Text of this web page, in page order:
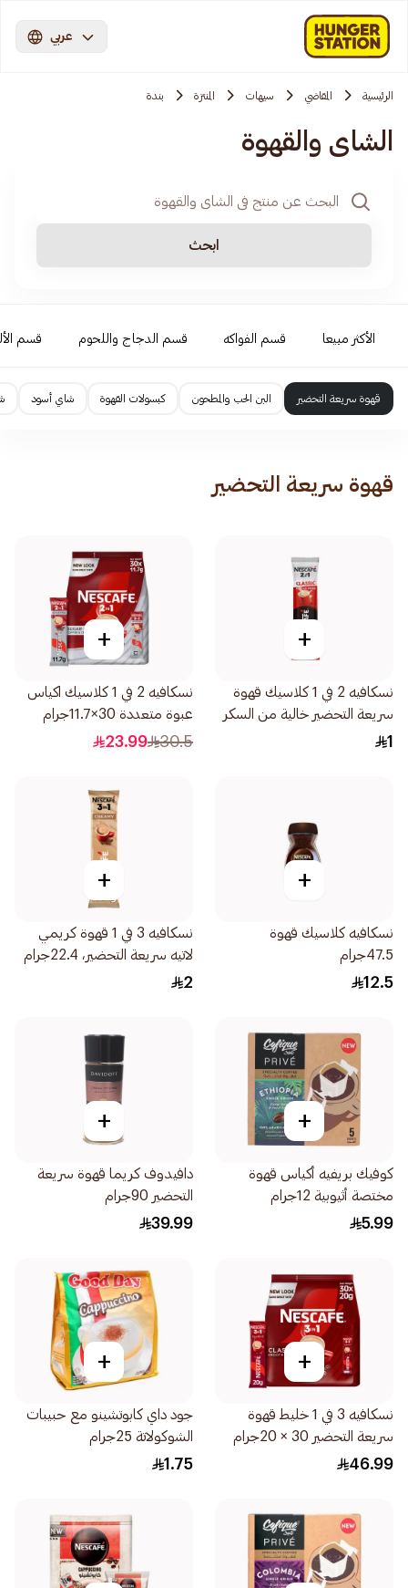
عربي
الرئيسية المقاضي سيهات المنتزة بندة
الشاي والقهوة
ابحث
الأكثر مبيعا قسم الفواكه قسم الدجاج واللحوم قسم
قهوة سريعة التحضير البن الحب والمطحون كبسولات القهوة شاي أسود
قهوة سريعة التحضير
+
نسكافيه 2 في 1 كلاسيك قهوة
سريعة التحضير خالية من السكر
11.7جرام
1
+
نسكافيه 2 في 1 كلاسيك اكياس
عبوة متعددة 30×11.7جرام
30.5
23.99
+
نسكافيه كلاسيك قهوة
47.5جرام
12.5
+
نسكافيه 3 في 1 قهوة كريمي
لاتيه سريعة التحضير، 22.4جرام
2
+
كوفيك بريفيه أكياس قهوة
مختصة أثيوبية 12جرام
5.99
+
دافيدوف كريما قهوة سريعة
التحضير 90جرام
39.99
+
نسكافيه 3 في 1 خليط قهوة
سريعة التحضير 30 × 20جرام
46.99
+
جود داي كابوتشينو مع حبيبات
الشوكولاتة 25جرام
1.75